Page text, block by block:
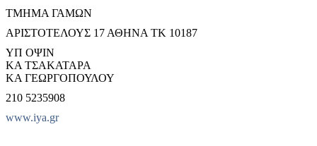
ΤΜΗΜΑ ΓΑΜΩΝ
ΑΡΙΣΤΟΤΕΛΟΥΣ 17 ΑΘΗΝΑ ΤΚ 10187
ΥΠ ΟΨΙΝ
ΚΑ ΤΣΑΚΑΤΑΡΑ
ΚΑ ΓΕΩΡΓΟΠΟΥΛΟΥ
210 5235908
www.iya.gr